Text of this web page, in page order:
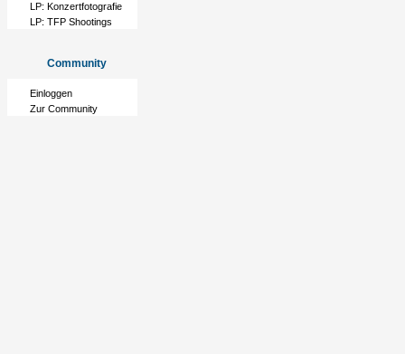
LP: Konzertfotografie
LP: TFP Shootings
Community
Einloggen
Zur Community